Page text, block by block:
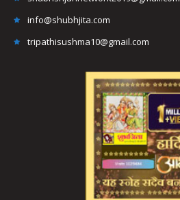
info@shubhjita.com
tripathisushma10@gmail.com